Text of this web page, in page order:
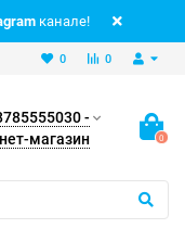
канале!
0
0
-
магазин
0